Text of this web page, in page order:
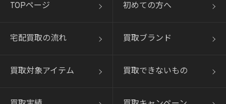
TOPページ 初めての方へ
宅配買取の流れ 買取ブランド
買取対象アイテム 買取できないもの